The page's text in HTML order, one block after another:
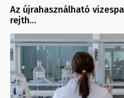
Az újrahasználható
rejth…